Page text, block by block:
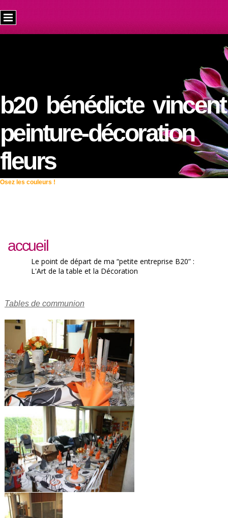
b20 bénédicte vincent
peinture-décoration
fleurs
Osez les couleurs !
accueil
Le point de départ de ma “petite entreprise B20” :
L'Art de la table et la Décoration
Tables de communion